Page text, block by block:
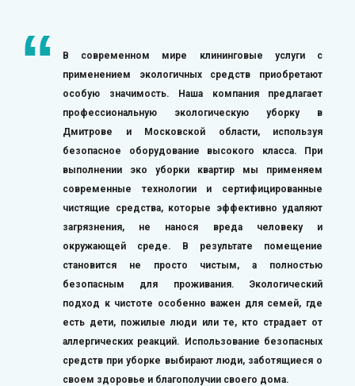
В современном мире клининговые услуги с
применением экологичных средств приобретают
особую значимость. Наша компания предлагает
профессиональную экологическую уборку в
Дмитрове и Московской области, используя
безопасное оборудование высокого класса. При
выполнении эко уборки квартир мы применяем
современные технологии и сертифицированные
чистящие средства, которые эффективно удаляют
загрязнения, не нанося вреда человеку и
окружающей среде. В результате помещение
становится не просто чистым, а полностью
безопасным для проживания. Экологический
подход к чистоте особенно важен для семей, где
есть дети, пожилые люди или те, кто страдает от
аллергических реакций. Использование безопасных
средств при уборке выбирают люди, заботящиеся о
своем здоровье и благополучии своего дома.